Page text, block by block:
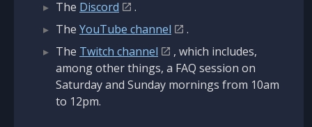
The Discord
.
The YouTube channel
.
The Twitch channel
, which includes,
among other things, a FAQ session on
Saturday and Sunday mornings from 10am
to 12pm.